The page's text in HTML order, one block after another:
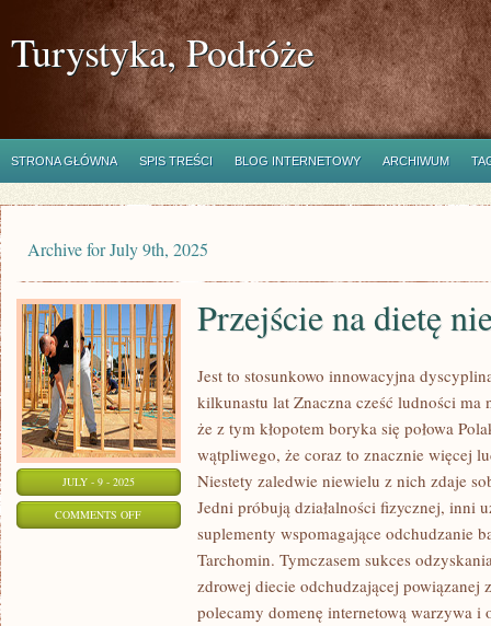
Turystyka, Podróże
STRONA GŁÓWNA SPIS TREŚCI BLOG INTERNETOWY ARCHIWUM
Archive for July 9th, 2025
JULY - 9 - 2025
COMMENTS OFFON
Przejście na dietę
Jest to stosunkowo innowacyjna
kilkunastu lat Znaczna cześć ludności ma
że z tym kłopotem boryka się połowa
wątpliwego, że coraz to znacznie więcej
Niestety zaledwie niewielu z nich zdaje
Jedni próbują działalności fizycznej, inni
suplementy wspomagające odchudzanie
Tarchomin. Tymczasem sukces
zdrowej diecie odchudzającej powiązanej
polecamy domenę internetową warzywa i